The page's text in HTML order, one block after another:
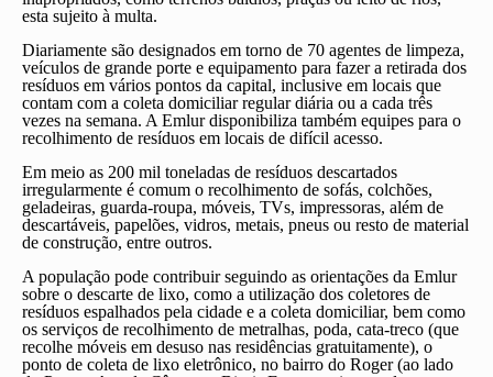
esta sujeito à multa.
Diariamente são designados em torno de 70 agentes de limpeza,
veículos de grande porte e equipamento para fazer a retirada dos
resíduos em vários pontos da capital, inclusive em locais que
contam com a coleta domiciliar regular diária ou a cada três
vezes na semana. A Emlur disponibiliza também equipes para o
recolhimento de resíduos em locais de difícil acesso.
Em meio as 200 mil toneladas de resíduos descartados
irregularmente é comum o recolhimento de sofás, colchões,
geladeiras, guarda-roupa, móveis, TVs, impressoras, além de
descartáveis, papelões, vidros, metais, pneus ou resto de material
de construção, entre outros.
A população pode contribuir seguindo as orientações da Emlur
sobre o descarte de lixo, como a utilização dos coletores de
resíduos espalhados pela cidade e a coleta domiciliar, bem como
os serviços de recolhimento de metralhas, poda, cata-treco (que
recolhe móveis em desuso nas residências gratuitamente), o
ponto de coleta de lixo eletrônico, no bairro do Roger (ao lado